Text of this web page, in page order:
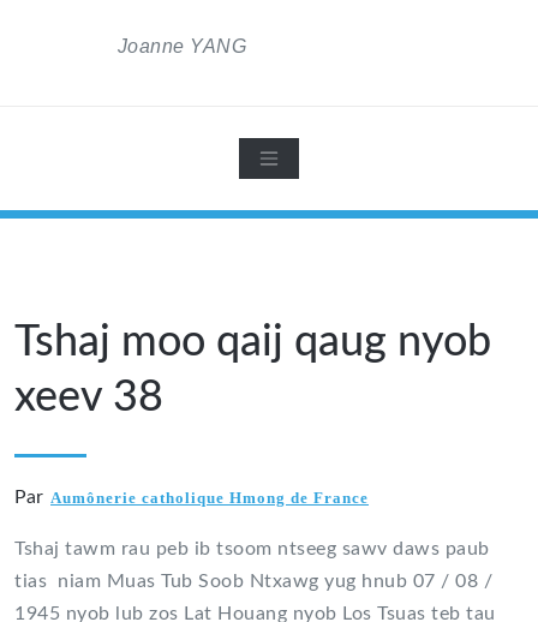
Joanne YANG
Tshaj moo qaij qaug nyob
xeev 38
Par Aumônerie catholique Hmong de France
Tshaj tawm rau peb ib tsoom ntseeg sawv daws paub
tias niam Muas Tub Soob Ntxawg yug hnub 07 / 08 /
1945 nyob lub zos Lat Houang nyob Los Tsuas teb tau